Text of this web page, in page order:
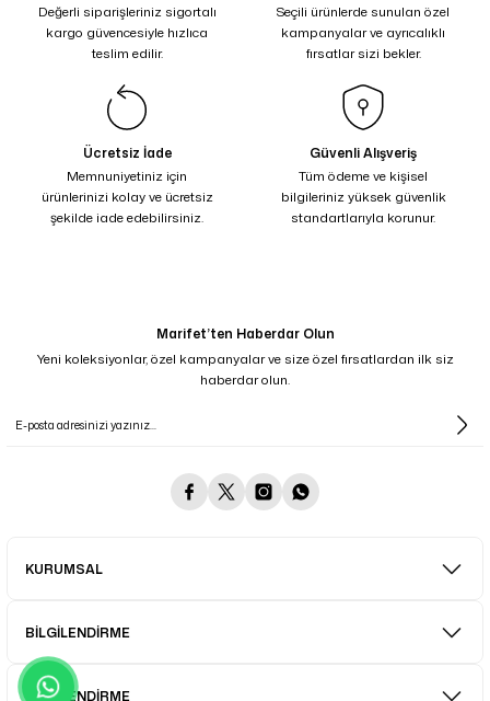
Değerli siparişleriniz sigortalı
kargo güvencesiyle hızlıca
teslim edilir.
Seçili ürünlerde sunulan özel
kampanyalar ve ayrıcalıklı
fırsatlar sizi bekler.
Ücretsiz İade
Memnuniyetiniz için
ürünlerinizi kolay ve ücretsiz
şekilde iade edebilirsiniz.
Güvenli Alışveriş
Tüm ödeme ve kişisel
bilgileriniz yüksek güvenlik
standartlarıyla korunur.
Marifet’ten Haberdar Olun
Yeni koleksiyonlar, özel kampanyalar ve size özel fırsatlardan ilk siz
haberdar olun.
KURUMSAL
BİLGİLENDİRME
BİLGİLENDİRME